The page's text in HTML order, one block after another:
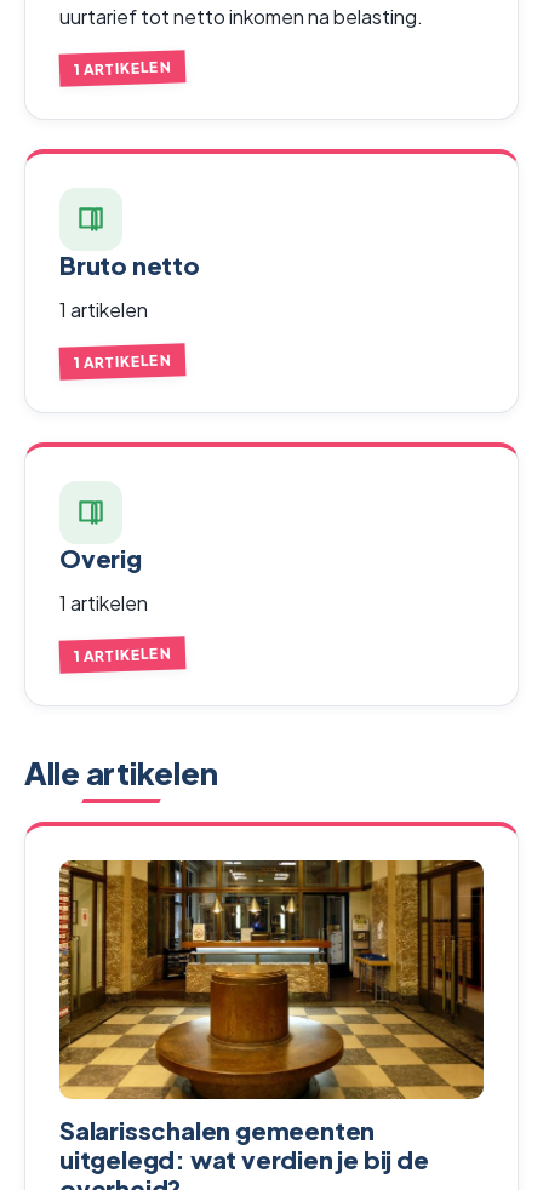
uurtarief tot netto inkomen na belasting.
1 ARTIKELEN
Bruto netto
1 artikelen
1 ARTIKELEN
Overig
1 artikelen
1 ARTIKELEN
Alle artikelen
Salarisschalen gemeenten
uitgelegd: wat verdien je bij de